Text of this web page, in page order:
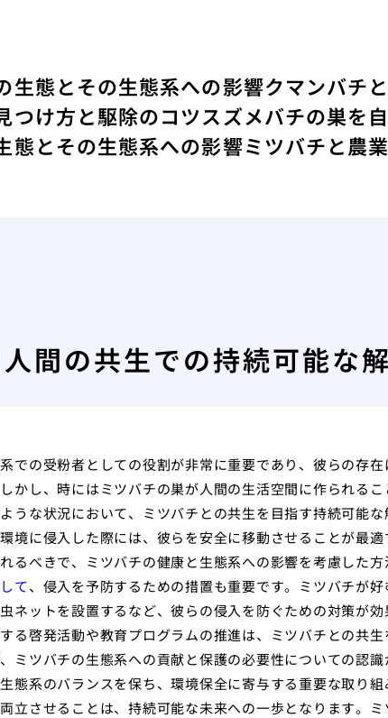
生態とその生態系への影響クマンバチ
つけ方と駆除のコツスズメバチの巣を
態とその生態系への影響ミツバチと農
間の共生での持続可能な
での受粉者としての役割が非常に重要であり、彼らの存
かし、時にはミツバチの巣が人間の生活空間に作られる
うな状況において、ミツバチとの共生を目指す持続可能
境に侵入した際には、彼らを安全に移動させることが最
るべきで、ミツバチの健康と生態系への影響を考慮した
て、侵入を予防するための措置も重要です。ミツバチが好
ネットを設置するなど、彼らの侵入を防ぐための対策が
る啓発活動や教育プログラムの推進は、ミツバチとの共
ミツバチの生態系への貢献と保護の必要性についての認
態系のバランスを保ち、環境保全に寄与する重要な取り
立させることは、持続可能な未来への一歩となります。